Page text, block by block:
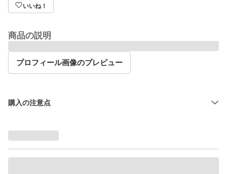
いいね！
商品の説明
プロフィール画像のプレビュー
購入の注意点